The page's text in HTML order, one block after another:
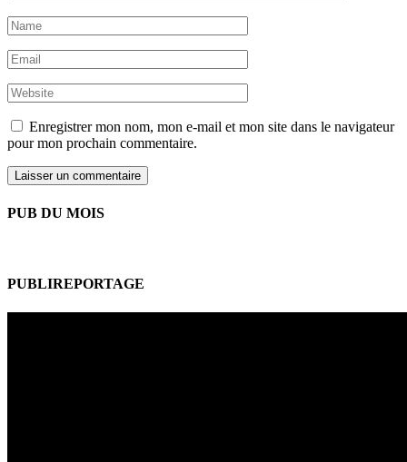
Enregistrer mon nom, mon e-mail et mon site dans le navigateur
pour mon prochain commentaire.
PUB DU MOIS
PUBLIREPORTAGE